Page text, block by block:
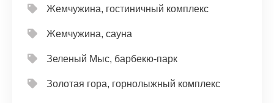
Жемчужина, гостиничный комплекс
Жемчужина, сауна
Зеленый Мыс, барбекю-парк
Золотая гора, горнолыжный комплекс